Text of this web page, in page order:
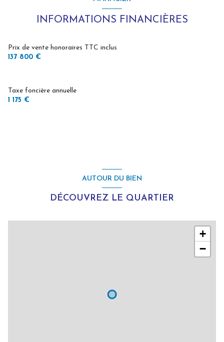
INFORMATIONS FINANCIÈRES
Prix de vente honoraires TTC inclus
137 800 €
Taxe foncière annuelle
1 175 €
AUTOUR DU BIEN
DÉCOUVREZ LE QUARTIER
+
−